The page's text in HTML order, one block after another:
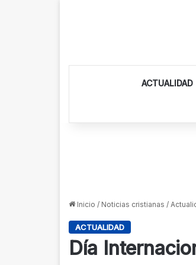
ACTUALIDAD
Inicio / Noticias cristianas /
ACTUALIDAD
Día